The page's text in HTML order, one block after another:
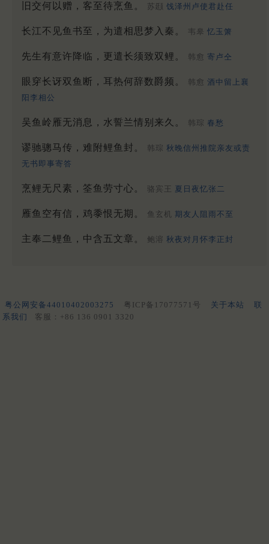
旧交何以赠，客至待烹鱼。 苏颋 饯泽州卢使君赴任
长江不见鱼书至，为遣相思梦入秦。 韦皋 忆玉箫
先生有意许降临，更遣长须致双鲤。 韩愈 寄卢仝
眼穿长讶双鱼断，耳热何辞数爵频。 韩愈 酒中留上襄
阳李相公
吴鱼岭雁无消息，水誓兰情别来久。 韩琮 春愁
谬驰骢马传，难附鲤鱼封。 韩琮 秋晚信州推院亲友或责
无书即事寄答
烹鲤无尺素，筌鱼劳寸心。 骆宾王 夏日夜忆张二
雁鱼空有信，鸡黍恨无期。 鱼玄机 期友人阻雨不至
主奉二鲤鱼，中含五文章。 鲍溶 秋夜对月怀李正封
粤公网安备44010402003275 粤ICP备17077571号 关于本站
联
系我们
客服：+86 136 0901 3320